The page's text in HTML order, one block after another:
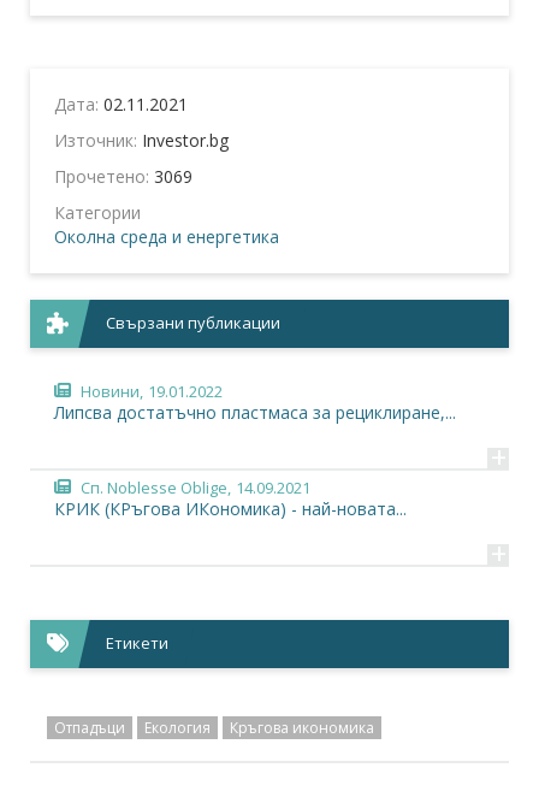
Дата: 02.11.2021
Източник: Investor.bg
Прочетено: 3069
Категории
Околна среда и енергетика
Свързани публикации
Новини, 19.01.2022
Липсва достатъчно пластмаса за рециклиране,...
+
Сп. Noblesse Oblige, 14.09.2021
КРИК (КРъгова ИКономика) - най-новата...
+
Етикети
Отпадъци Екология Кръгова икономика